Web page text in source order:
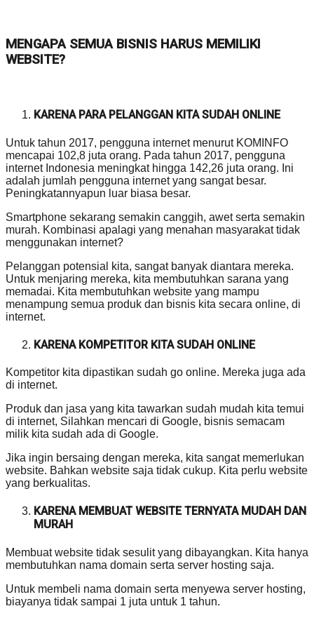
MENGAPA SEMUA BISNIS HARUS MEMILIKI
WEBSITE?
KARENA PARA PELANGGAN KITA SUDAH ONLINE
Untuk tahun 2017, pengguna internet menurut KOMINFO
mencapai 102,8 juta orang. Pada tahun 2017, pengguna
internet Indonesia meningkat hingga 142,26 juta orang. Ini
adalah jumlah pengguna internet yang sangat besar.
Peningkatannyapun luar biasa besar.
Smartphone sekarang semakin canggih, awet serta semakin
murah. Kombinasi apalagi yang menahan masyarakat tidak
menggunakan internet?
Pelanggan potensial kita, sangat banyak diantara mereka.
Untuk menjaring mereka, kita membutuhkan sarana yang
memadai. Kita membutuhkan website yang mampu
menampung semua produk dan bisnis kita secara online, di
internet.
KARENA KOMPETITOR KITA SUDAH ONLINE
Kompetitor kita dipastikan sudah go online. Mereka juga ada
di internet.
Produk dan jasa yang kita tawarkan sudah mudah kita temui
di internet, Silahkan mencari di Google, bisnis semacam
milik kita sudah ada di Google.
Jika ingin bersaing dengan mereka, kita sangat memerlukan
website. Bahkan website saja tidak cukup. Kita perlu website
yang berkualitas.
KARENA MEMBUAT WEBSITE TERNYATA MUDAH DAN
MURAH
Membuat website tidak sesulit yang dibayangkan. Kita hanya
membutuhkan nama domain serta server hosting saja.
Untuk membeli nama domain serta menyewa server hosting,
biayanya tidak sampai 1 juta untuk 1 tahun.